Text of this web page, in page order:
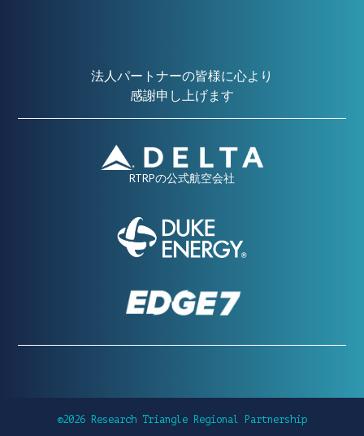
法人パートナーの皆様に心より
感謝申し上げます
RTRPの公式航空会社
©2026 Research Triangle Regional Partnership